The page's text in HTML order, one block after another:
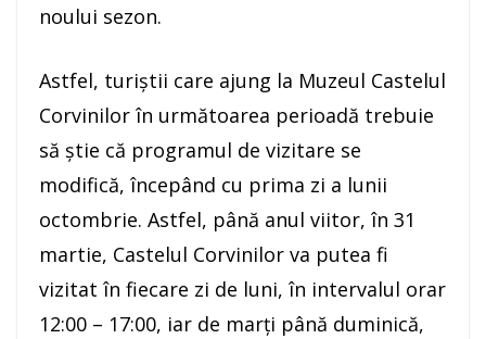
noului sezon.
Astfel, turiștii care ajung la Muzeul Castelul
Corvinilor în următoarea perioadă trebuie
să știe că programul de vizitare se
modifică, începând cu prima zi a lunii
octombrie. Astfel, până anul viitor, în 31
martie, Castelul Corvinilor va putea fi
vizitat în fiecare zi de luni, în intervalul orar
12:00 – 17:00, iar de marți până duminică,